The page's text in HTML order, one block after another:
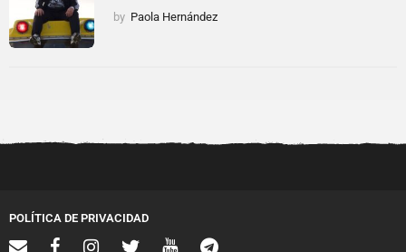
by Paola Hernández
POLÍTICA DE PRIVACIDAD